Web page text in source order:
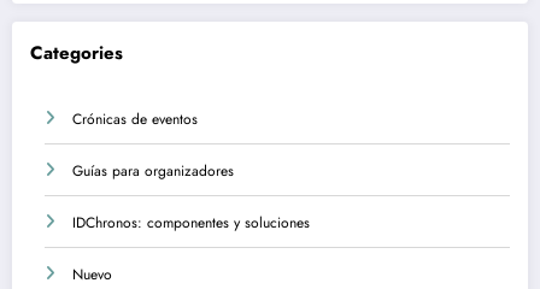
Categories
Crónicas de eventos
Guías para organizadores
IDChronos: componentes y soluciones
Nuevo